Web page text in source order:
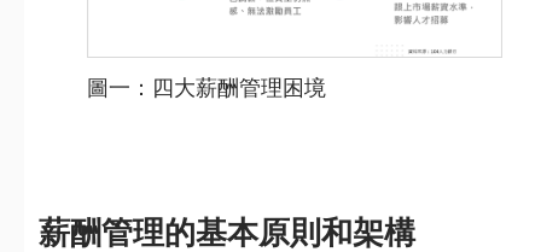
圖一：四大薪酬管理困境
薪酬管理的基本原則和架構